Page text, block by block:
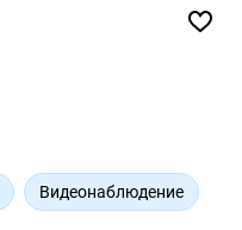
Видеонаблюдение